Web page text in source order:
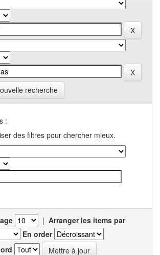
recherche
:
des filtres pour chercher mieux.
| Arranger les items par
En order